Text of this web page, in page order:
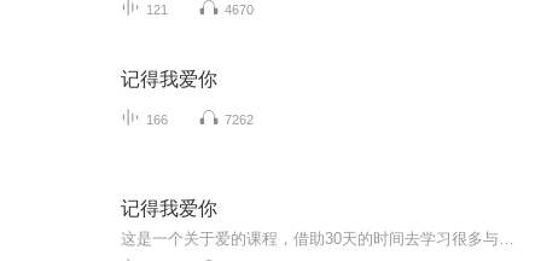
121 4670
记得我爱你
166 7262
记得我爱你